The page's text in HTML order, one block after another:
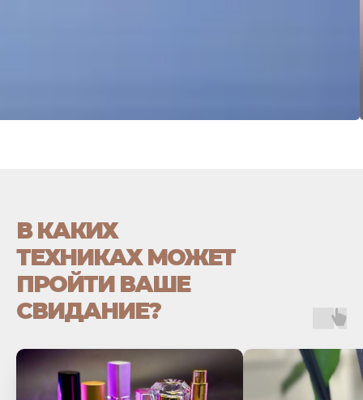
В КАКИХ
ТЕХНИКАХ МОЖЕТ
ПРОЙТИ ВАШЕ
СВИДАНИЕ?